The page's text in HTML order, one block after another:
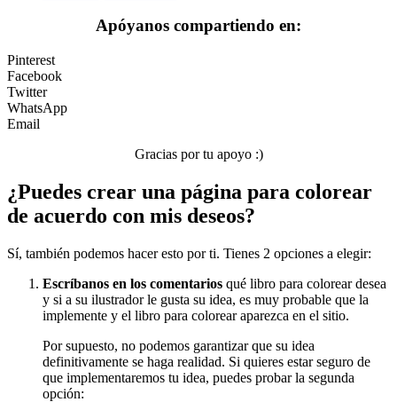
Apóyanos compartiendo en:
Pinterest
Facebook
Twitter
WhatsApp
Email
Gracias por tu apoyo :)
¿Puedes crear una página para colorear
de acuerdo con mis deseos?
Sí, también podemos hacer esto por ti. Tienes 2 opciones a elegir:
Escríbanos en los comentarios qué libro para colorear desea
y si a su ilustrador le gusta su idea, es muy probable que la
implemente y el libro para colorear aparezca en el sitio.
Por supuesto, no podemos garantizar que su idea
definitivamente se haga realidad. Si quieres estar seguro de
que implementaremos tu idea, puedes probar la segunda
opción: